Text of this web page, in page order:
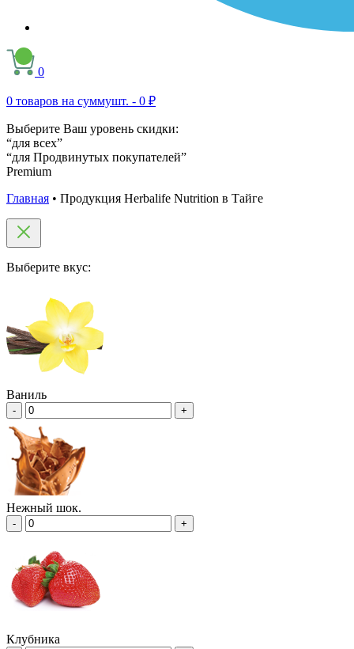
0
0 товаров на суммушт. - 0 ₽
Выберите Ваш уровень скидки:
“для всех”
“для Продвинутых покупателей”
Premium
Главная • Продукция Herbalife Nutrition в Тайге
Выберите вкус:
Ваниль
- +
Нежный шок.
- +
Клубника